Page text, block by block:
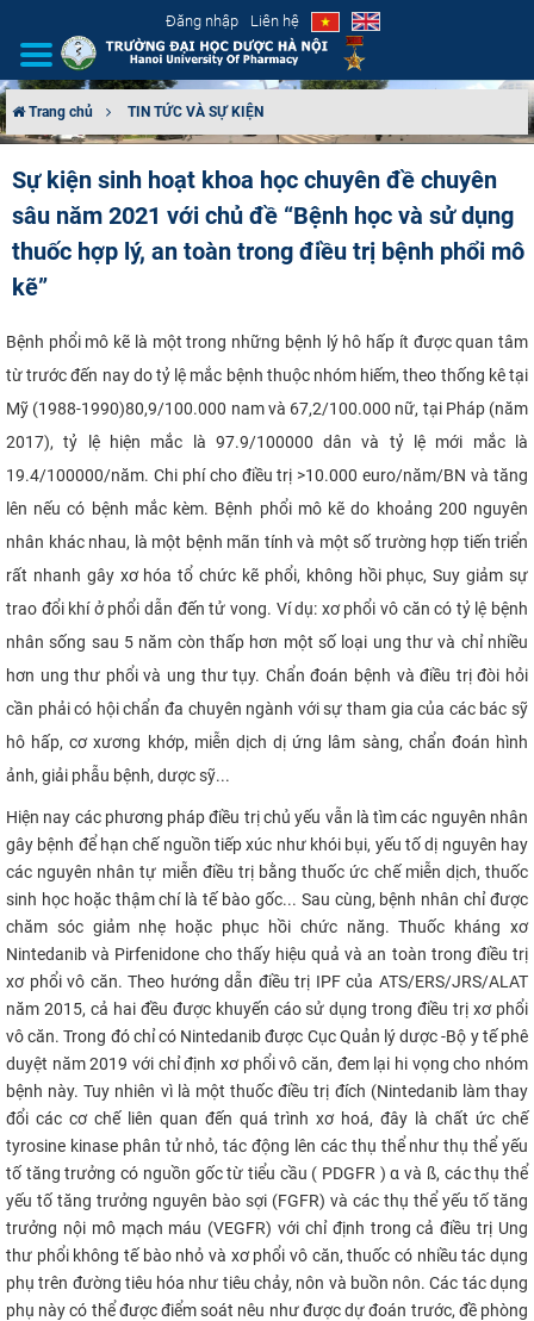
Đăng nhập Liên hệ
CƠ CẤU TỔ CHỨC
TUYỂN SINH
ĐÀO TẠO
ĐẢM BẢO CHẤT LƯỢNG
KHOA HỌC CÔNG NGHỆ
HTQT
CỰU NGƯỜI HỌC
Trang chủ TIN TỨC VÀ SỰ KIỆN
Sự kiện sinh hoạt khoa học chuyên đề chuyên
sâu năm 2021 với chủ đề “Bệnh học và sử dụng
thuốc hợp lý, an toàn trong điều trị bệnh phổi mô
kẽ”
Bệnh phổi mô kẽ là một trong những bệnh lý hô hấp ít được quan tâm
từ trước đến nay do tỷ lệ mắc bệnh thuộc nhóm hiếm, theo thống kê tại
Mỹ (1988-1990)80,9/100.000 nam và 67,2/100.000 nữ, tại Pháp(năm
2017), tỷ lệ hiện mắc là 97.9/100000 dân và tỷ lệ mới mắc là
19.4/100000/năm. Chi phí cho điều trị >10.000 euro/năm/BN và tăng
lên nếu có bệnh mắc kèm. Bệnh phổi mô kẽ do khoảng 200 nguyên
nhân khác nhau, là một bệnh mãn tính và một số trường hợp tiến triển
rất nhanh gây xơ hóa tổ chức kẽ phổi, không hồi phục, Suy giảm sự
trao đổi khí ở phổi dẫn đến tử vong. Ví dụ: xơ phổi vô căn có tỷ lệ bệnh
nhân sống sau 5 năm còn thấp hơn một số loại ung thư và chỉ nhiều
hơn ung thư phổi và ung thư tụy. Chẩn đoán bệnh và điều trị đòi hỏi
cần phải có hội chẩn đa chuyên ngành với sự tham gia của các bác sỹ
hô hấp, cơ xương khớp, miễn dịch dị ứng lâm sàng, chẩn đoán hình
ảnh, giải phẫu bệnh, dược sỹ...​
Hiện nay các phương pháp điều trị chủ yếu vẫn là tìm các nguyên nhân
gây bệnh để hạn chế nguồn tiếp xúc như khói bụi, yếu tố dị nguyên hay
các nguyên nhân tự miễn điều trị bằng thuốc ức chế miễn dịch, thuốc
sinh học hoặc thậm chí là tế bào gốc... Sau cùng, bệnh nhân chỉ được
chăm sóc giảm nhẹ hoặc phục hồi chức năng. Thuốc kháng xơ
Nintedanib và Pirfenidone cho thấy hiệu quả và an toàn trong điều trị
xơ phổi vô căn. Theo hướng dẫn điều trị IPF của ATS/ERS/JRS/ALAT
năm 2015, cả hai đều được khuyến cáo sử dụng trong điều trị xơ phổi
vô căn.Trong đó chỉ có Nintedanib được CụcQuản lý dược-Bộ y tế phê
duyệt năm 2019 với chỉ định xơ phổi vô căn, đem lại hi vọng cho nhóm
bệnh này. Tuy nhiên vì là một thuốc điều trị đích (Nintedanib làm thay
đổi các cơ chế liên quan đến quá trình xơ hoá, đây là chất ức chế
tyrosine kinase phân tử nhỏ, tác động lên các thụ thể như thụ thể yếu
tố tăng trưởng có nguồn gốc từ tiểu cầu ( PDGFR ) α và ß, các thụ thể
yếu tố tăng trưởng nguyên bào sợi (FGFR) và các thụ thể yếu tố tăng
trưởng nội mô mạch máu (VEGFR) với chỉ định trong cả điều trị Ung
thư phổi không tế bào nhỏ và xơ phổi vô căn, thuốc có nhiều tác dụng
phụ trên đường tiêu hóa như tiêu chảy, nôn và buồn nôn. Các tác dụng
phụ này có thể được điểm soát nêu như được dự đoán trước, đề phòng